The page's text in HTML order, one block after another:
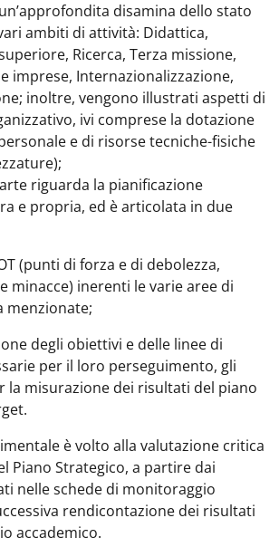
disamina dello stato
ambiti di attività: Didattica,
Ricerca, Terza missione,
imprese, Internazionalizzazione,
inoltre, vengono illustrati aspetti di
ivi comprese la dotazione
e di risorse tecniche-fisiche
riguarda la pianificazione
e propria, ed è articolata in due
(punti di forza e di debolezza,
minacce) inerenti le varie aree di
menzionate;
degli obiettivi e delle linee di
per il loro perseguimento, gli
la misurazione dei risultati del piano
è volto alla valutazione critica
Piano Strategico, a partire dai
nelle schede di monitoraggio
rendicontazione dei risultati
accademico.